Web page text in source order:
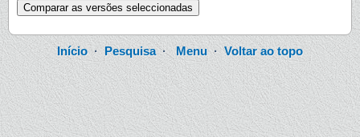
Início·Pesquisa·Menu·Voltar ao topo